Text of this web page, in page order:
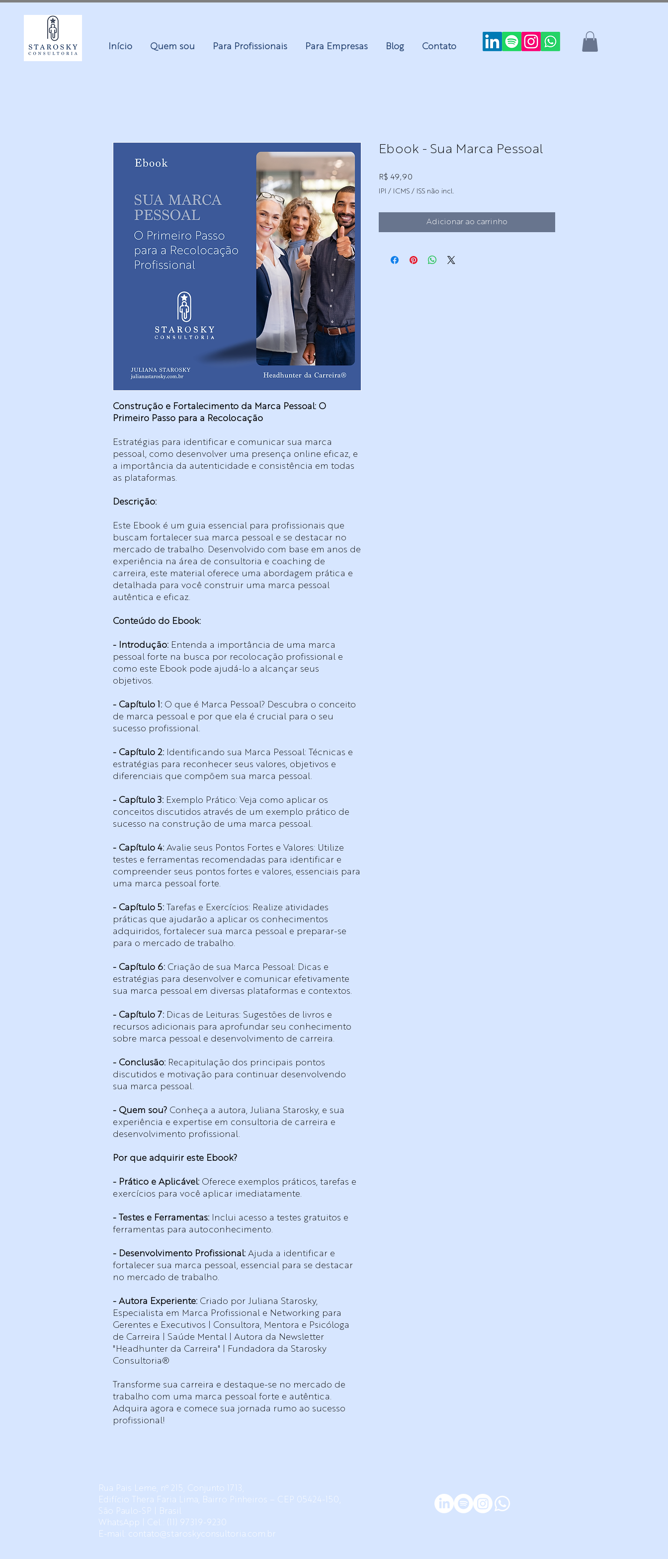
Início Quem sou Para Profissionais Para Empresas Blog Contato
Construção e Fortalecimento da Marca Pessoal: O
Primeiro Passo para a Recolocação
Estratégias para identificar e comunicar sua marca
pessoal, como desenvolver uma presença online eficaz, e
a importância da autenticidade e consistência em todas
as plataformas.
Descrição:
Este Ebook é um guia essencial para profissionais que
buscam fortalecer sua marca pessoal e se destacar no
mercado de trabalho. Desenvolvido com base em anos de
experiência na área de consultoria e coaching de
carreira, este material oferece uma abordagem prática e
detalhada para você construir uma marca pessoal
autêntica e eficaz.
Conteúdo do Ebook:
- Introdução: Entenda a importância de uma marca
pessoal forte na busca por recolocação profissional e
como este Ebook pode ajudá-lo a alcançar seus
objetivos.
- Capítulo 1: O que é Marca Pessoal? Descubra o conceito
de marca pessoal e por que ela é crucial para o seu
sucesso profissional.
- Capítulo 2:
Identificando sua Marca Pessoal: Técnicas e
estratégias para reconhecer seus valores, objetivos e
diferenciais que compõem sua marca pessoal.
- Capítulo 3: Exemplo Prático: Veja como aplicar os
conceitos discutidos através de um exemplo prático de
sucesso na construção de uma marca pessoal.
- Capítulo 4: Avalie seus Pontos Fortes e Valores: Utilize
testes e ferramentas recomendadas para identificar e
compreender seus pontos fortes e valores, essenciais para
uma marca pessoal forte.
- Capítulo 5:
Tarefas e Exercícios: Realize atividades
práticas que ajudarão a aplicar os conhecimentos
adquiridos, fortalecer sua marca pessoal e preparar-se
para o mercado de trabalho.
- Capítulo 6: Criação de sua Marca Pessoal: Dicas e
estratégias para desenvolver e comunicar efetivamente
sua marca pessoal em diversas plataformas e contextos.
- Capítulo 7: Dicas de Leituras: Sugestões de livros e
recursos adicionais para aprofundar seu conhecimento
sobre marca pessoal e desenvolvimento de carreira.
- Conclusão: Recapitulação dos principais pontos
discutidos e motivação para continuar desenvolvendo
sua marca pessoal.
- Quem sou? Conheça a autora, Juliana Starosky, e sua
experiência e expertise em consultoria de carreira e
desenvolvimento profissional.
Por que adquirir este Ebook?
- Prático e Aplicável: Oferece exemplos práticos, tarefas e
exercícios para você aplicar imediatamente.
- Testes e Ferramentas: Inclui acesso a testes gratuitos e
ferramentas para autoconhecimento.
- Desenvolvimento Profissional: Ajuda a identificar e
fortalecer sua marca pessoal, essencial para se destacar
no mercado de trabalho.
- Autora Experiente: Criado por Juliana Starosky,
Especialista em Marca Profissional e Networking para
Gerentes e Executivos | Consultora, Mentora e Psicóloga
de Carreira | Saúde Mental | Autora da Newsletter
"Headhunter da Carreira" | Fundadora da Starosky
Consultoria®
Transforme sua carreira e destaque-se no mercado de
trabalho com uma marca pessoal forte e autêntica.
Adquira agora e comece sua jornada rumo ao sucesso
profissional!
Ebook - Sua Marca Pessoal
R$ 49,90
IPI / ICMS / ISS não incl.
Adicionar ao carrinho
Rua Pais Leme, nº 215, Conjunto 1713,
Edifício Thera Faria Lima, Bairro Pinheiros – CEP 05424-150,
São Paulo-SP |
Brasil
WhatsApp | Cel.: (11) 97319-9230
E-mail: contato@staroskyconsultoria.com.br